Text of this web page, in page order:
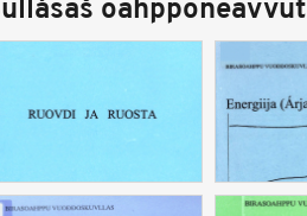
oahpponeavvut